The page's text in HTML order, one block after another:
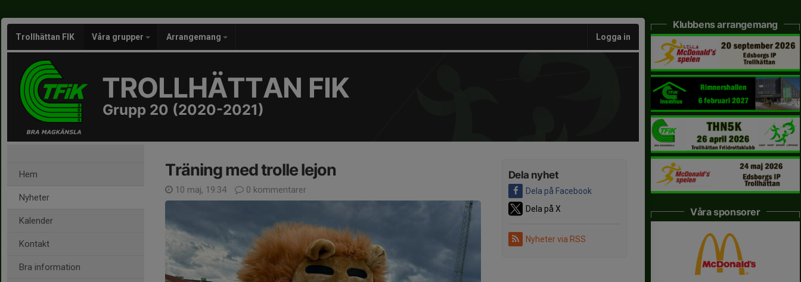
Trollhättan FIK Våra grupper Arrangemang Logga in
TROLLHÄTTAN FIK
Grupp 20 (2020-2021)
Hem
Nyheter
Kalender
Kontakt
Bra information
Dela nyhet
Dela på Facebook
Dela på X
Nyheter via RSS
Träning med trolle lejon
10 maj, 19:34 0 kommentarer
Klubbens arrangemang
Våra sponsorer